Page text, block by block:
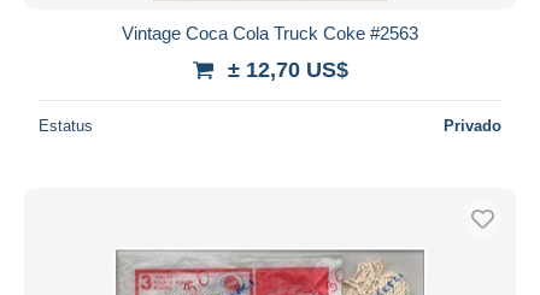
Vintage Coca Cola Truck Coke #2563
± 12,70 US$
Estatus Privado